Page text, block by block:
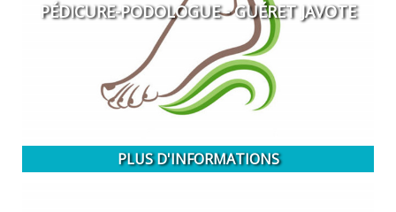
PÉDICURE-PODOLOGUE - GUÉRET JAVOTE
PLUS D'INFORMATIONS